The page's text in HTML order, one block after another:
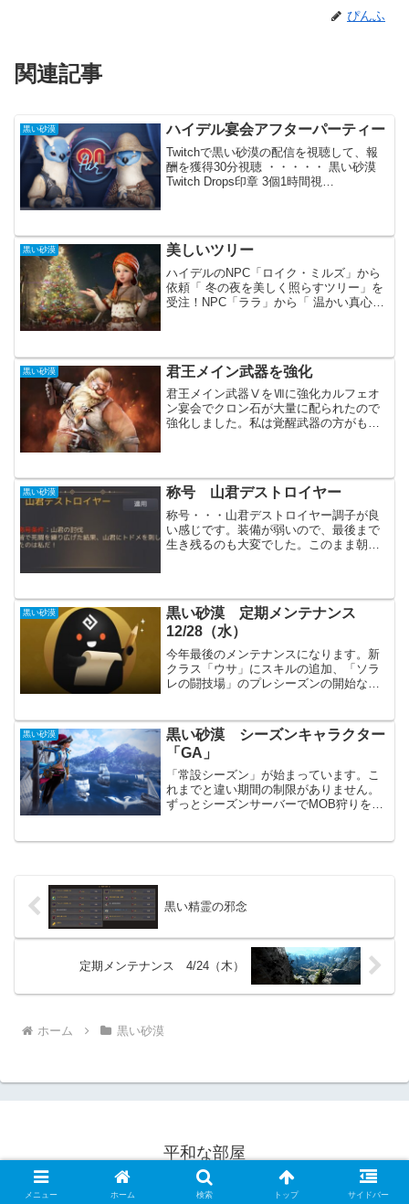
ぴんふ
関連記事
黒い砂漠 ハイデル宴会アフターパーティー
Twitchで黒い砂漠の配信を視聴して、報
酬を獲得30分視聴 ・・・・・ 黒い砂漠
Twitch Drops印章 3個1時間視
黒い砂漠 美しいツリー
ハイデルのNPC「ロイク・ミルズ」から
依頼「 冬の夜を美しく照らすツリー」を
受注！NPC「ララ」から「 温かい真心の
1,000,000...
黒い砂漠 君王メイン武器を強化
君王メイン武器ⅤをⅦに強化カルフェオ
ン宴会でクロン石が大量に配られたので
強化しました。私は覚醒武器の方がもう
だけです。メイン武器は真...
黒い砂漠 称号 山君デストロイヤー
称号・・・山君デストロイヤー調子が良
い感じです。装備が弱いので、最後まで
生き残るのも大変でした。このまま朝の
黒い砂漠
黒い砂漠 定期メンテナンス
12/28（水）
今年最後のメンテナンスになります。新
クラス「ウサ」にスキルの追加、「ソラ
レの闘技場」のプレシーズンの開始など
「ウサ」にスキル追加「スキル錬成 - ラ
バムの悟りスキル」6種...
黒い砂漠
黒い砂漠 シーズンキャラクター
「GA」
「常設シーズン」が始まっています。こ
れまでと違い期間の制限がありません。
ずっとシーズンサーバーでMOB狩りを行
黒い精霊の邪念
定期メンテナンス 4/24（木）
ホーム 黒い砂漠
平和な部屋
© 2022 平和な部屋.
メニュー ホーム 検索 トップ サイドバー